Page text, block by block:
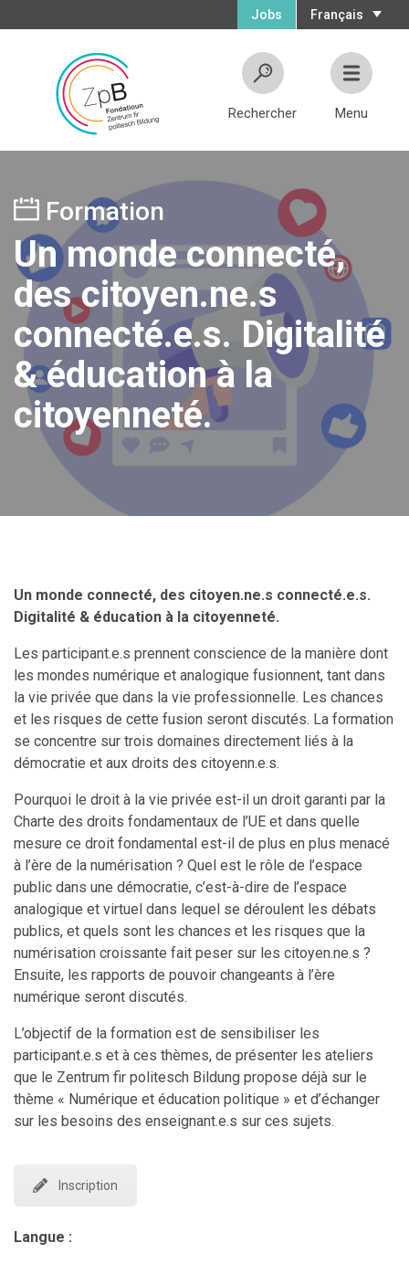
Français
Jobs
Rechercher Menu
Formation
Un monde connecté,
des citoyen.ne.s
connecté.e.s. Digitalité
& éducation à la
citoyenneté.
Un monde connecté, des citoyen.ne.s connecté.e.s.
Digitalité & éducation à la citoyenneté.
Les participant.e.s prennent conscience de la manière dont
les mondes numérique et analogique fusionnent, tant dans
la vie privée que dans la vie professionnelle. Les chances
et les risques de cette fusion seront discutés. La formation
se concentre sur trois domaines directement liés à la
démocratie et aux droits des citoyenn.e.s.
Pourquoi le droit à la vie privée est-il un droit garanti par la
Charte des droits fondamentaux de l’UE et dans quelle
mesure ce droit fondamental est-il de plus en plus menacé
à l’ère de la numérisation ? Quel est le rôle de l’espace
public dans une démocratie, c’est-à-dire de l’espace
analogique et virtuel dans lequel se déroulent les débats
publics, et quels sont les chances et les risques que la
numérisation croissante fait peser sur les citoyen.ne.s ?
Ensuite, les rapports de pouvoir changeants à l’ère
numérique seront discutés.
L’objectif de la formation est de sensibiliser les
participant.e.s et à ces thèmes, de présenter les ateliers
que le Zentrum fir politesch Bildung propose déjà sur le
thème « Numérique et éducation politique » et d’échanger
sur les besoins des enseignant.e.s sur ces sujets.
Inscription
Langue :